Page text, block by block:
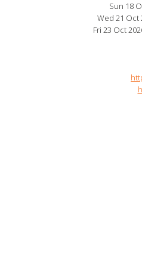
Sun 18
Wed 21 Oct
Fri 23 Oct